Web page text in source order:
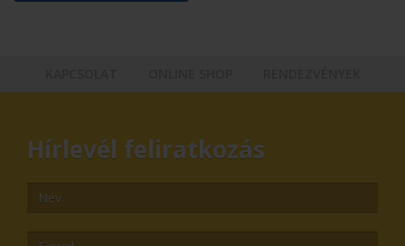
Hírlevél feliratkozás